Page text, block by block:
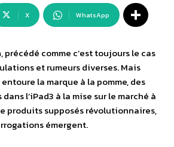
X WhatsApp
précédé comme c’est toujours le cas
et rumeurs diverses. Mais
la marque à la pomme, des
l’iPad3 à la mise sur le marché à
produits supposés révolutionnaires,
émergent.